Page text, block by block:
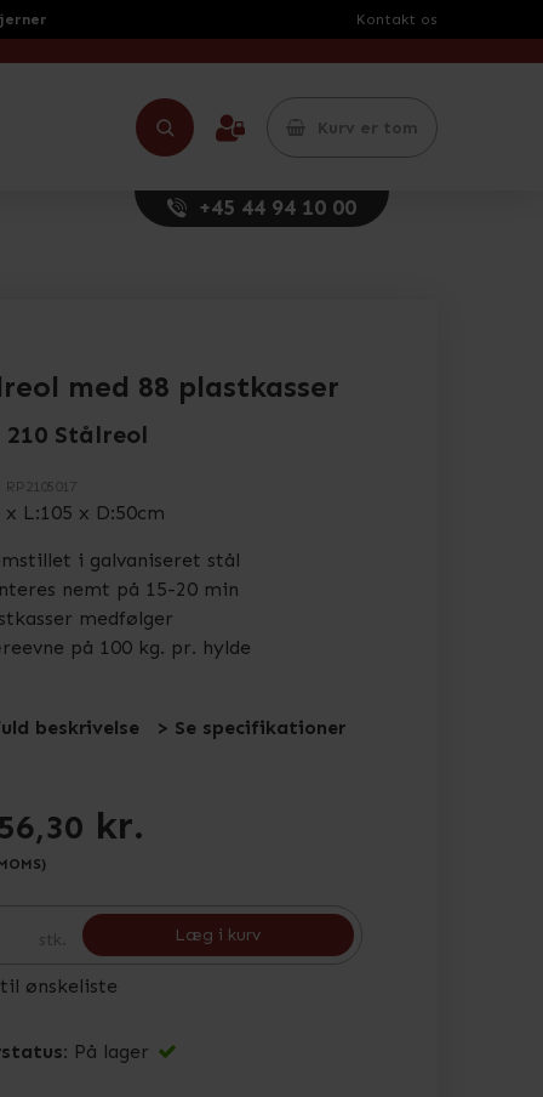
Kontakt os
Kurv er tom
+45 44 94 10 00
med 88 plastkasser
Stålreol
RP2105017
x L:105 x D:50cm
i galvaniseret stål
nemt på 15-20 min
medfølger
på 100 kg. pr. hylde
beskrivelse > Se specifikationer
kr.
stk. Læg i kurv
ønskeliste
På lager